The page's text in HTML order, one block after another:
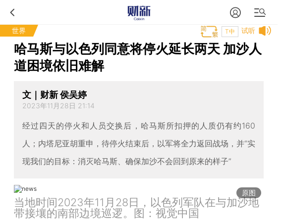
世界 试听
T中
哈马斯与以色列同意将停火延长两天 加沙人
道困境依旧难解
文｜财新 侯吴婷
2023年11月28日 21:14
经过四天的停火和人员交换后，哈马斯所扣押的人质仍有约160
人；内塔尼亚胡重申，待停火结束后，以军将全力返回战场，并“实
现我们的目标：消灭哈马斯、确保加沙不会回到原来的样子”
原图
当地时间2023年11月28日，以色列军队在与加沙地
带接壤的南部边境巡逻。图：视觉中国